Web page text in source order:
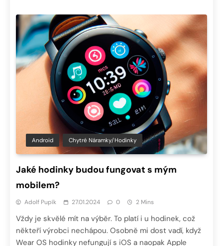
Android Chytré Náramky/hodinky
Jaké hodinky budou fungovat s mým
mobilem?
Adolf Pupík 27.01.2024 0 2 Mins
Vždy je skvělé mít na výběr. To platí i u hodinek, což
někteří výrobci nechápou. Osobně mi dost vadí, když
Wear OS hodinky nefungují s iOS a naopak Apple